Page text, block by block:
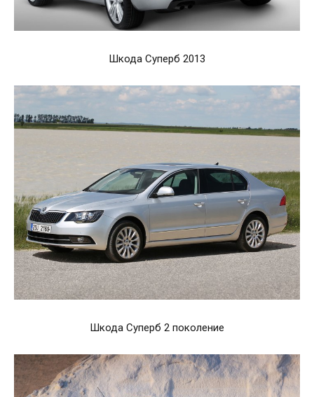
Шкода Суперб 2013
Шкода Суперб 2 поколение